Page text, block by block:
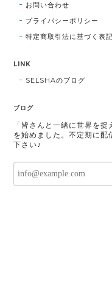
お問い合わせ
プライバシーポリシー
特定商取引法に基づく表記
LINK
SELSHAのブログ
ブログ
「皆さんと一緒に世界を
を始めました。不定期に配
下さい♪